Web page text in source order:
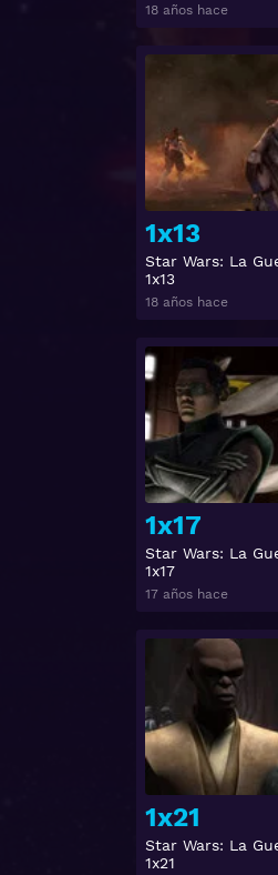
18 años hace
1x13
Star Wars: La
1x13
18 años hace
1x17
Star Wars: La
1x17
17 años hace
1x21
Star Wars: La
1x21